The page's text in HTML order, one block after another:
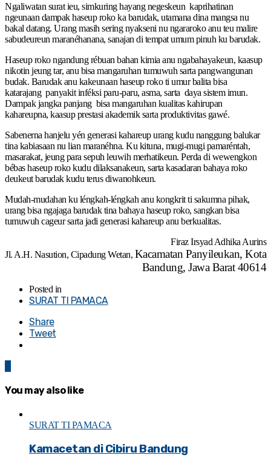
Ngaliwatan surat ieu, simkuring hayang negeskeun kaprihatinan
ngeunaan dampak haseup roko ka barudak, utamana dina mangsa nu
bakal datang. Urang masih sering nyakseni nu ngararoko anu teu malire
sabudeureun maranéhanana, sanajan di tempat umum pinuh ku barudak.
Haseup roko ngandung rébuan bahan kimia anu ngabahayakeun, kaasup
nikotin jeung tar, anu bisa mangaruhan tumuwuh sarta pangwangunan
budak. Barudak anu kakeunaan haseup roko ti umur balita bisa
katarajang panyakit inféksi paru-paru, asma, sarta daya sistem imun.
Dampak jangka panjang bisa mangaruhan kualitas kahirupan
kahareupna, kaasup prestasi akademik sarta produktivitas gawé.
Sabenerna hanjelu yén generasi kahareup urang kudu nanggung balukar
tina kabiasaan nu lian maranéhna. Ku kituna, mugi-mugi pamaréntah,
masarakat, jeung para sepuh leuwih merhatikeun. Perda di wewengkon
bébas haseup roko kudu dilaksanakeun, sarta kasadaran bahaya roko
deukeut barudak kudu terus diwanohkeun.
Mudah-mudahan ku léngkah-léngkah anu kongkrit ti sakumna pihak,
urang bisa ngajaga barudak tina bahaya haseup roko, sangkan bisa
tumuwuh cageur sarta jadi generasi kahareup anu berkualitas.
Firaz Irsyad Adhika Aurins
Jl. A.H. Nasution, Cipadung Wetan, Kacamatan Panyileukan, Kota
Bandung, Jawa Barat 40614
Posted in
SURAT TI PAMACA
Share
Tweet
You may also like
SURAT TI PAMACA
Kamacetan di Cibiru Bandung